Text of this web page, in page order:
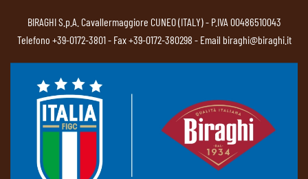
BIRAGHI S.p.A. Cavallermaggiore CUNEO (ITALY) - P.IVA 00486510043
Telefono +39-0172-3801- Fax +39-0172-380298 - Email biraghi@biraghi.it